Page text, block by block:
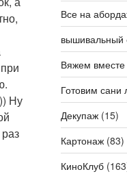
Ну
Все на
вышивальный
Вяжем вместе
Готовим сани
Декупаж(15)
Картонаж(83)
КиноКлуб